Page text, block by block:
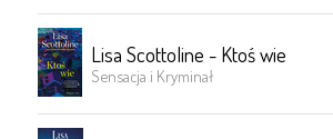
Lisa Scottoline - Ktoś wie
Sensacja i Kryminał